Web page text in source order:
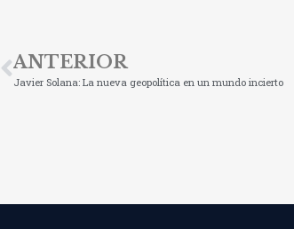
ANTERIOR
Javier Solana: La nueva geopolítica en un mundo incierto